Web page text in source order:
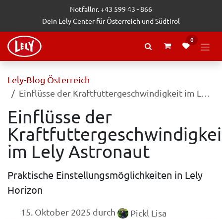
Zum Inhalt springenNotfallnr. +43 599 43 - 866
Dein Lely Center für Österreich und Südtirol
0
Lely-Blog Österreich
Einflüsse der Kraftfuttergeschwindigkeit im Lely Astronaut
Einflüsse der
im Lely Astronaut
Praktische Einstellungsmöglichkeiten in Lely
Horizon
15. Oktober 2025 durch Pickl Lisa